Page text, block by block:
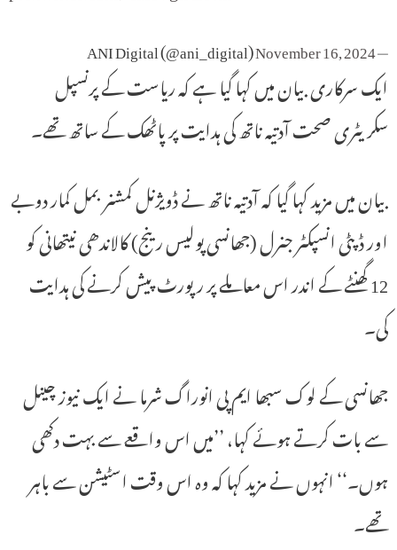
— ANI Digital (@ani_digital)
November 16, 2024
ایک سرکاری بیان میں کہا گیا ہے کہ ریاست کے پرنسپل
سکریٹری صحت آدتیہ ناتھ کی ہدایت پر پاٹھک کے ساتھ تھے۔
بیان میں مزید کہا گیا کہ آدتیہ ناتھ نے ڈویژنل کمشنر بمل کمار دوبے
اور ڈپٹی انسپکٹر جنرل (جھانسی پولیس رینج) کالاندھی نیتھانی کو
12 گھنٹے کے اندر اس معاملے پر رپورٹ پیش کرنے کی ہدایت
کی۔
جھانسی کے لوک سبھا ایم پی انوراگ شرما نے ایک نیوز چینل
سے بات کرتے ہوئے کہا، ’’میں اس واقعے سے بہت دکھی
ہوں۔‘‘ انہوں نے مزید کہا کہ وہ اس وقت اسٹیشن سے باہر
تھے۔